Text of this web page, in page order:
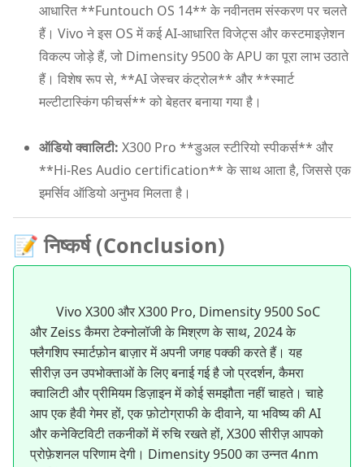
आधारित **Funtouch OS 14** के नवीनतम संस्करण पर चलते
हैं। Vivo ने इस OS में कई AI-आधारित विजेट्स और कस्टमाइज़ेशन
विकल्प जोड़े हैं, जो Dimensity 9500 के APU का पूरा लाभ उठाते
हैं। विशेष रूप से, **AI जेस्चर कंट्रोल** और **स्मार्ट
मल्टीटास्किंग फीचर्स** को बेहतर बनाया गया है।
ऑडियो क्वालिटी: X300 Pro **डुअल स्टीरियो स्पीकर्स** और
**Hi-Res Audio certification** के साथ आता है, जिससे एक
इमर्सिव ऑडियो अनुभव मिलता है।
📝 निष्कर्ष (Conclusion)
Vivo X300 और X300 Pro, Dimensity 9500 SoC
और Zeiss कैमरा टेक्नोलॉजी के मिश्रण के साथ, 2024 के
फ्लैगशिप स्मार्टफ़ोन बाज़ार में अपनी जगह पक्की करते हैं। यह
सीरीज़ उन उपभोक्ताओं के लिए बनाई गई है जो प्रदर्शन, कैमरा
क्वालिटी और प्रीमियम डिज़ाइन में कोई समझौता नहीं चाहते। चाहे
आप एक हैवी गेमर हों, एक फ़ोटोग्राफी के दीवाने, या भविष्य की AI
और कनेक्टिविटी तकनीकों में रुचि रखते हों, X300 सीरीज़ आपको
प्रोफ़ेशनल परिणाम देगी। Dimensity 9500 का उन्नत 4nm